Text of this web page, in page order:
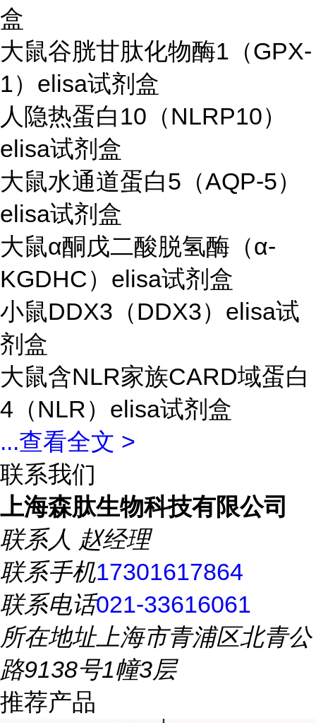
盒
大鼠谷胱甘肽化物酶1（GPX-
1）elisa试剂盒
人隐热蛋白10（NLRP10）
elisa试剂盒
大鼠水通道蛋白5（AQP-5）
elisa试剂盒
大鼠α酮戊二酸脱氢酶（α-
KGDHC）elisa试剂盒
小鼠DDX3（DDX3）elisa试
剂盒
大鼠含NLR家族CARD域蛋白
4（NLR）elisa试剂盒
...查看全文 >
联系我们
上海森肽生物科技有限公司
联系人 赵经理
联系手机17301617864
联系电话021-33616061
所在地址上海市青浦区北青公
路9138号1幢3层
推荐产品